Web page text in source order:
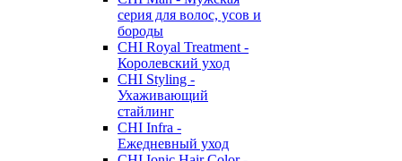
серия для волос, усов и
бороды
CHI Royal Treatment -
Королевский уход
CHI Styling -
Ухаживающий
стайлинг
CHI Infra -
Ежедневный уход